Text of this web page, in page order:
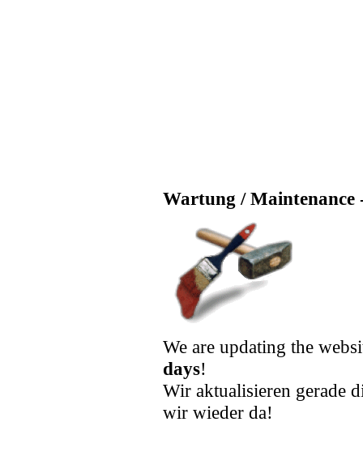
Wartung / Maintenance
We are updating the
days!
Wir aktualisieren gerade
wir wieder da!